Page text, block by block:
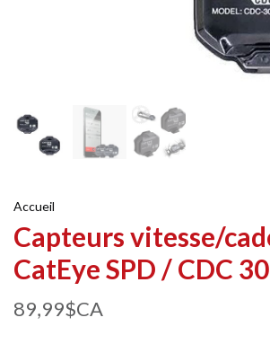
Accueil
Capteurs vitesse/
CatEye SPD / CDC 30
89,99$CA